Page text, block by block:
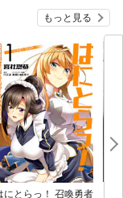
もっと見る
にとらっ！ 召喚勇者